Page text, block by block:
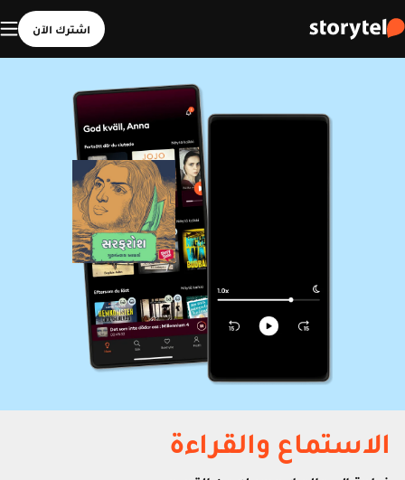
اشترك الآن
الاستماع والقراءة